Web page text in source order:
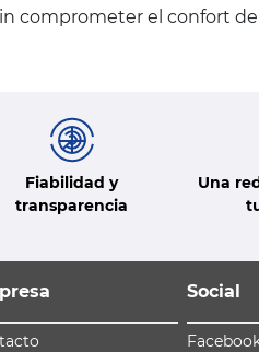
comprometer el confort
Fiabilidad y
transparencia
Una
Social